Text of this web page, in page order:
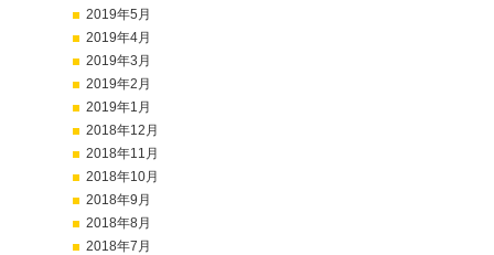
2019年5月
2019年4月
2019年3月
2019年2月
2019年1月
2018年12月
2018年11月
2018年10月
2018年9月
2018年8月
2018年7月